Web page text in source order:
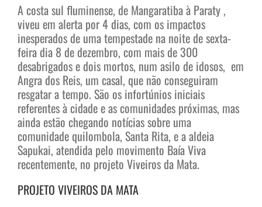
A costa sul fluminense, de Mangaratiba à Paraty ,
viveu em alerta por 4 dias, com os impactos
inesperados de uma tempestade na noite de sexta-
feira dia 8 de dezembro, com mais de 300
desabrigados e dois mortos, num asilo de idosos, em
Angra dos Reis, um casal, que não conseguiram
resgatar a tempo. São os infortúnios iniciais
referentes à cidade e as comunidades próximas, mas
ainda estão chegando notícias sobre uma
comunidade quilombola, Santa Rita, e a aldeia
Sapukai, atendida pelo movimento Baía Viva
recentemente, no projeto Viveiros da Mata.
PROJETO VIVEIROS DA MATA